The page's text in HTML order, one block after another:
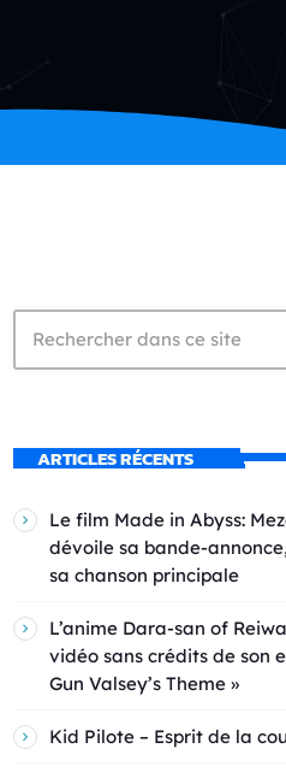
ARTICLES RÉCENTS
Le film Made in Abyss:
dévoile sa bande-
sa chanson principale
L’anime Dara-san of
vidéo sans crédits de son
Gun Valsey’s Theme »
Kid Pilote – Esprit de la